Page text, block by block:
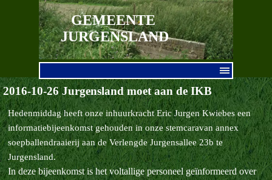
Ga naar de inhoud
GEMEENTE
JURGENSLAND
2016-10-26 Jurgensland moet aan de IKB
Hedenmiddag heeft onze inhuurkracht Eric Jurgen Kwiebes een
informatiebijeenkomst gehouden in onze stemcaravan annex
soepballendraaierij aan de Verlengde Jurgensallee 23b te
Jurgensland.
In deze bijeenkomst is het voltallige personeel geïnformeerd over